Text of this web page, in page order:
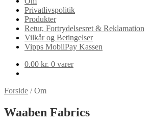
Privatlivspolitik
Produkter
Retur, Fortrydelsesret & Reklamation
Vilkår og Betingelser
Vipps MobilPay Kassen
0.00 kr. 0 varer
Forside /Om
Waaben Fabrics